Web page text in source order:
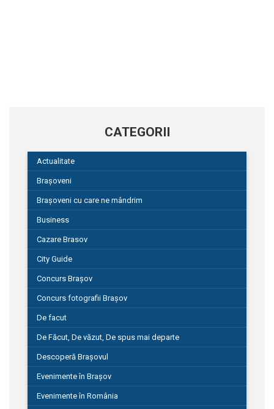
CATEGORII
Actualitate
Brașoveni
Brașoveni cu care ne mândrim
Business
Cazare Brasov
City Guide
Concurs Brașov
Concurs fotografii Brașov
De facut
De Făcut, De văzut, De spus mai departe
Descoperă Brașovul
Evenimente în Brașov
Evenimente în România